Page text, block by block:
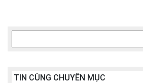
TIN CÙNG CHUYÊN MỤC